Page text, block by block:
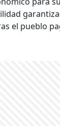
el pueblo